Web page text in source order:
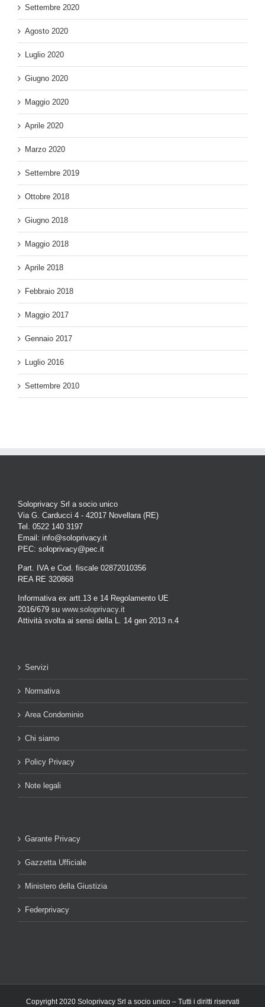
Settembre 2020
Agosto 2020
Luglio 2020
Giugno 2020
Maggio 2020
Aprile 2020
Marzo 2020
Settembre 2019
Ottobre 2018
Giugno 2018
Maggio 2018
Aprile 2018
Febbraio 2018
Maggio 2017
Gennaio 2017
Luglio 2016
Settembre 2010
Soloprivacy Srl a socio unico
Via G. Carducci 4 - 42017 Novellara (RE)
Tel. 0522 140 3197
Email: info@soloprivacy.it
PEC: soloprivacy@pec.it
Part. IVA e Cod. fiscale 02872010356
REA RE 320868
Informativa ex artt.13 e 14 Regolamento UE
2016/679 su www.soloprivacy.it
Attività svolta ai sensi della L. 14 gen 2013 n.4
Servizi
Normativa
Area Condominio
Chi siamo
Policy Privacy
Note legali
Garante Privacy
Gazzetta Ufficiale
Ministero della Giustizia
Federprivacy
Copyright 2020 Soloprivacy Srl a socio unico – Tutti i diritti riservati